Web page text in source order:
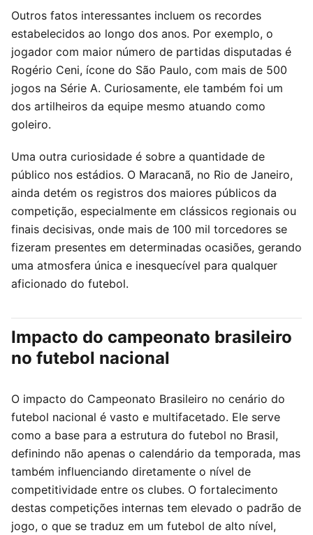
Outros fatos interessantes incluem os recordes
estabelecidos ao longo dos anos. Por exemplo, o
jogador com maior número de partidas disputadas é
Rogério Ceni, ícone do São Paulo, com mais de 500
jogos na Série A. Curiosamente, ele também foi um
dos artilheiros da equipe mesmo atuando como
goleiro.
Uma outra curiosidade é sobre a quantidade de
público nos estádios. O Maracanã, no Rio de Janeiro,
ainda detém os registros dos maiores públicos da
competição, especialmente em clássicos regionais ou
finais decisivas, onde mais de 100 mil torcedores se
fizeram presentes em determinadas ocasiões, gerando
uma atmosfera única e inesquecível para qualquer
aficionado do futebol.
Impacto do campeonato brasileiro
no futebol nacional
O impacto do Campeonato Brasileiro no cenário do
futebol nacional é vasto e multifacetado. Ele serve
como a base para a estrutura do futebol no Brasil,
definindo não apenas o calendário da temporada, mas
também influenciando diretamente o nível de
competitividade entre os clubes. O fortalecimento
destas competições internas tem elevado o padrão de
jogo, o que se traduz em um futebol de alto nível,